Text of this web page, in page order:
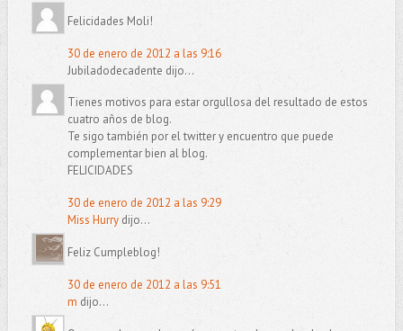
Felicidades Moli!
30 de enero de 2012 a las 9:16
Jubiladodecadente dijo...
Tienes motivos para estar orgullosa del resultado de estos
cuatro años de blog.
Te sigo también por el twitter y encuentro que puede
complementar bien al blog.
FELICIDADES
30 de enero de 2012 a las 9:29
Miss Hurrydijo...
Feliz Cumpleblog!
30 de enero de 2012 a las 9:51
m dijo...